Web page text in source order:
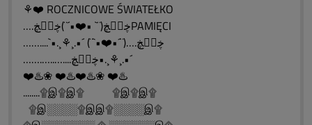
⚘❤️ ROCZNICOWE ŚWIATEŁKO
….ڿڰۣڿ(¨` •❤️•´¨)ڿڰۣڿPAMIĘCI
……....`•.¸⚘¸.•´ (¨`•❤️•´¨)….ڿڰۣڿ
…….…..…....ڿڰۣڿ•.¸⚘¸.•´
❤️♨️❀ ❤️♨️❤️♨️❀ ❤️♨️
........۩இ۩இ۩ ۩இ۩இ۩
۩இ░░░░۩இஇ۩░░░░இ۩